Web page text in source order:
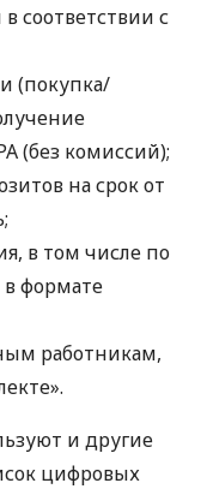
соответствии с
(покупка/
(без комиссий);
на срок от
в том числе по
формате
работникам,
и другие
цифровых